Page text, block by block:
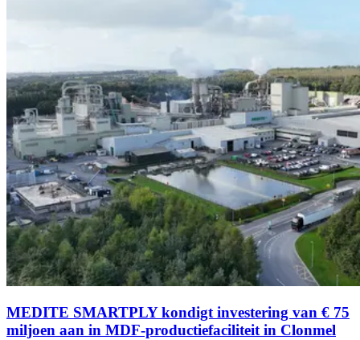
MEDITE SMARTPLY kondigt investering van € 75
miljoen aan in MDF-productiefaciliteit in Clonmel